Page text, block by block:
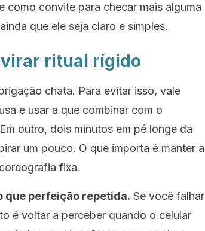
como convite para checar mais alguma
que ele seja claro e simples.
ritual rígido
chata. Para evitar isso, vale
e usar a que combinar com o
outro, dois minutos em pé longe da
um pouco. O que importa é manter a
fixa.
que perfeição repetida. Se você falhar
é voltar a perceber quando o celular